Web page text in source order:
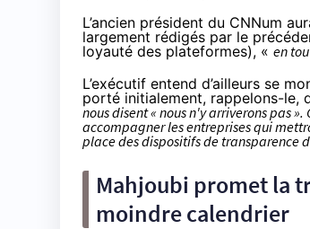
L’ancien président du CNNum
largement rédigés par le
loyauté des plateformes), « en
L’exécutif entend d’ailleurs se
porté initialement, rappelons-le,
nous disent « nous n'y arriverons pas
accompagner les entreprises qui
place des dispositifs de transparence
Mahjoubi promet la
moindre calendrier